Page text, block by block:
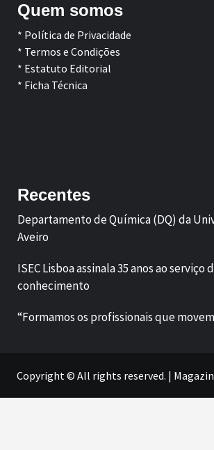
Quem somos
* Política de Privacidade
* Termos e Condições
* Estatuto Editorial
* Ficha Técnica
Recentes
Departamento de Química (DQ) da
Aveiro
ISEC Lisboa assinala 35 anos ao serviço
conhecimento
“Formamos os profissionais que
Copyright © All rights reserved. |